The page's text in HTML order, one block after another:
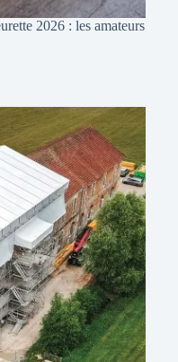
2026 : les amateurs